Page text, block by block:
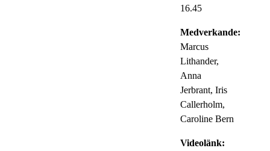
16.45
Medverkande:
Marcus
Lithander,
Anna
Jerbrant, Iris
Callerholm,
Caroline Bern
Videolänk: